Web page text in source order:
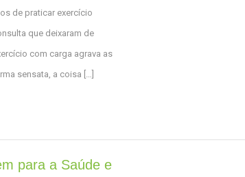
de praticar exercício
que deixaram de
com carga agrava as
sensata, a coisa […]
para a Saúde e